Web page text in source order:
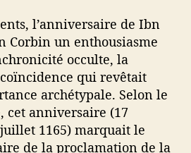
l’anniversaire de Ibn
Corbin un enthousiasme
occulte, la
qui revêtait
archétypale. Selon le
anniversaire (17
1165) marquait le
de la proclamation de la